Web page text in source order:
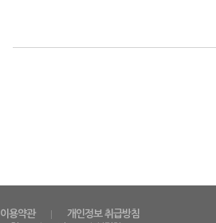
이용약관
개인정보 취급방침